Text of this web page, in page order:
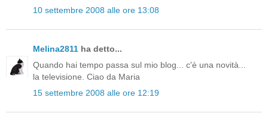
10 settembre 2008 alle ore 13:08
Melina2811 ha detto...
Quando hai tempo passa sul mio blog... c'è una novità...
la televisione. Ciao da Maria
15 settembre 2008 alle ore 12:19